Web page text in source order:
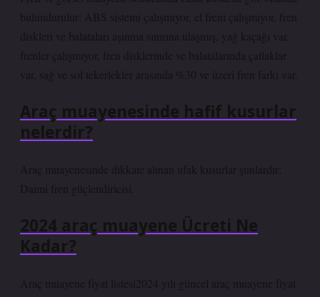
bulundurulur: ABS sistemi çalışmıyor, el freni çalışmıyor, fren
diskleri ve balataları aşınma sınırına ulaşmış, yağ kaçağı var,
frenler çalışmıyor, fren disklerinde ve balatalarında çatlaklar
var, sağ ve sol tekerlekler arasında %30 ve üzeri fren farkı var.
Araç muayenesinde hafif kusurlar
nelerdir?
Araç muayenesinde dikkate alınan ufak kusurlar şunlardır:
Daimi fren güçlendiricisi.
2024 araç muayene Ücreti Ne
Kadar?
Araç muayene fiyat listesi2024 yılı güncel araç muayene fiyat